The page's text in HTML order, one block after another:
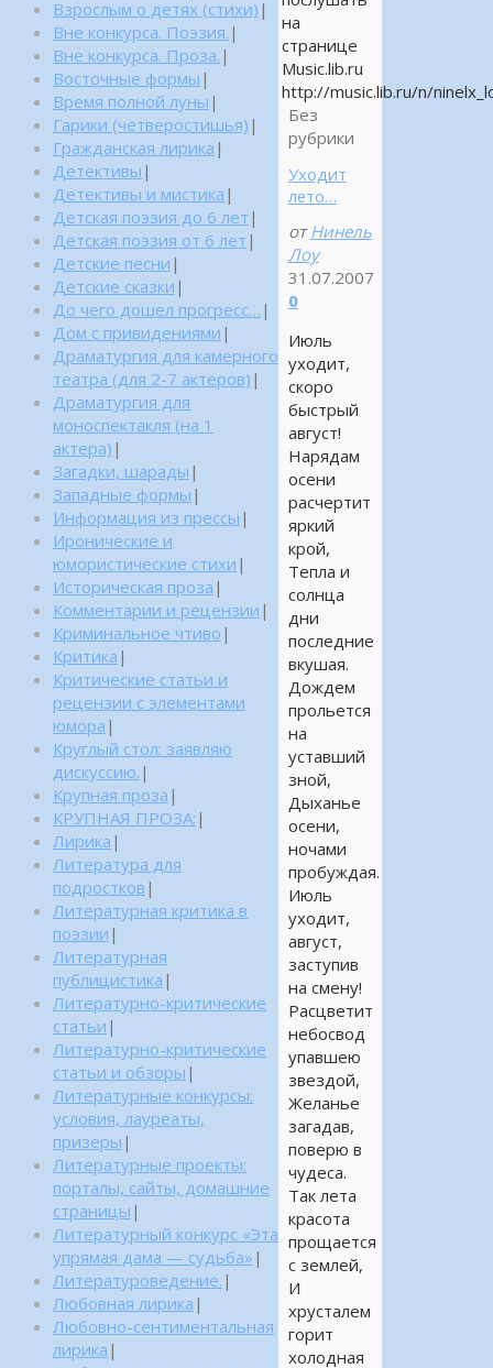
на
странице
Music.lib.ru
http://music.lib.ru/n/
Без
рубрики
Уходит
лето…
от Нинель
Лоу
31.07.2007
0
Июль
уходит,
скоро
быстрый
август!
Нарядам
осени
расчертит
яркий
крой,
Тепла и
солнца
дни
последние
вкушая.
Дождем
прольется
на
уставший
зной,
Дыханье
осени,
ночами
пробуждая.
Июль
уходит,
август,
заступив
на смену!
Расцветит
небосвод
упавшею
звездой,
Желанье
загадав,
поверю в
чудеса.
Так лета
красота
прощается
с землей,
И
хрусталем
горит
холодная
Взрослым о детях (стихи) |
Вне конкурса. Поэзия. |
Вне конкурса. Проза. |
Восточные формы |
Время полной луны |
Гарики (четверостишья) |
Гражданская лирика |
Детективы |
Детективы и мистика |
Детская поэзия до 6 лет |
Детская поэзия от 6 лет |
Детские песни |
Детские сказки |
До чего дошел прогресс… |
Дом с привидениями |
Драматургия для камерного
театра (для 2-7 актеров) |
Драматургия для
моноспектакля (на 1
актера) |
Загадки, шарады |
Западные формы |
Информация из прессы |
Иронические и
юмористические стихи |
Историческая проза |
Комментарии и рецензии |
Криминальное чтиво |
Критика |
Критические статьи и
рецензии с элементами
юмора |
Круглый стол: заявляю
дискуссию. |
Крупная проза |
КРУПНАЯ ПРОЗА: |
Лирика |
Литература для
подростков |
Литературная критика в
поэзии |
Литературная
публицистика |
Литературно-критические
статьи |
Литературно-критические
статьи и обзоры |
Литературные конкурсы:
условия, лауреаты,
призеры |
Литературные проекты:
порталы, сайты, домашние
страницы |
Литературный конкурс «Эта
упрямая дама — судьба» |
Литературоведение. |
Любовная лирика |
Любовно-сентиментальная
лирика |